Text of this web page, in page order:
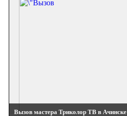
Вызов мастера Триколор ТВ в Ачинске